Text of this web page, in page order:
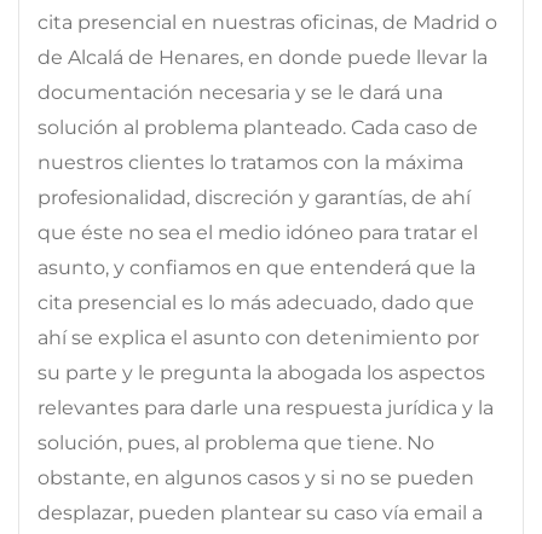
cita presencial en nuestras oficinas, de Madrid o
de Alcalá de Henares, en donde puede llevar la
documentación necesaria y se le dará una
solución al problema planteado. Cada caso de
nuestros clientes lo tratamos con la máxima
profesionalidad, discreción y garantías, de ahí
que éste no sea el medio idóneo para tratar el
asunto, y confiamos en que entenderá que la
cita presencial es lo más adecuado, dado que
ahí se explica el asunto con detenimiento por
su parte y le pregunta la abogada los aspectos
relevantes para darle una respuesta jurídica y la
solución, pues, al problema que tiene. No
obstante, en algunos casos y si no se pueden
desplazar, pueden plantear su caso vía email a